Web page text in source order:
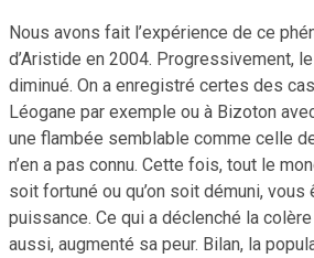
Nous avons fait l’expérience de ce
d’Aristide en 2004. Progressivement,
diminué. On a enregistré certes des
Léogane par exemple ou à Bizoton
une flambée semblable comme celle
n’en a pas connu. Cette fois, tout le
soit fortuné ou qu’on soit démuni, vous
puissance. Ce qui a déclenché la
aussi, augmenté sa peur. Bilan, la